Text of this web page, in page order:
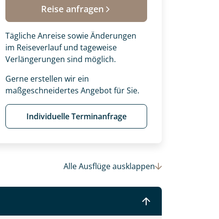
Reise anfragen
Tägliche Anreise sowie Änderungen
im Reiseverlauf und tageweise
Verlängerungen sind möglich.
Gerne erstellen wir ein
maßgeschneidertes Angebot für Sie.
Individuelle Terminanfrage
Alle Ausflügeausklappen
Wunschtermine für die Reise
gestalten wir Ihre